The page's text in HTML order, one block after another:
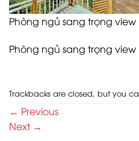
Phòng ngủ sang trọng view
Phòng ngủ sang trọng view
Trackbacks are closed, but you
← Previous
Next →